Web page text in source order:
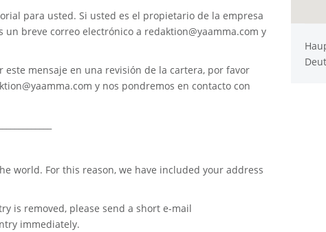
para usted. Si usted es el propietario de la empresa
un breve correo electrónico a redaktion@yaamma.com y
mensaje en una revisión de la cartera, por favor
y nos pondremos en contacto con
world. For this reason, we have included your address
is removed, please send a short e-mail
immediately.